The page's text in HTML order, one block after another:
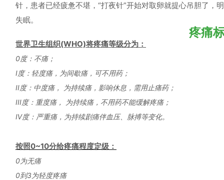
针，患者已经疲惫不堪，“打夜针”开始对取卵就提心吊胆了
失眠。
疼痛
世界卫生组织(WHO)将疼痛等级分为：
0度：不痛；
Ⅰ度：轻度痛，为间歇痛，可不用药；
II度：中度痛， 为持续痛，影响休息，需用止痛药；
III度：重度痛， 为持续痛，不用药不能缓解疼痛；
Ⅳ度：严重痛，为持续剧痛伴血压、脉搏等变化。
按照0~10分给疼痛程度定级：
0为无痛
0到3为轻度疼痛